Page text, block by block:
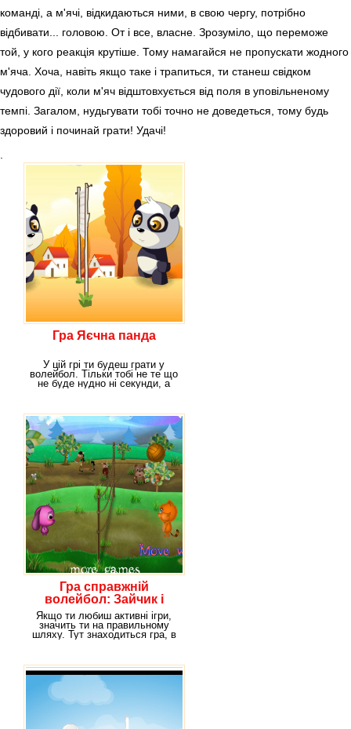
команді, а м'ячі, відкидаються ними, в свою чергу, потрібно
відбивати... головою. От і все, власне. Зрозуміло, що переможе
той, у кого реакція крутіше. Тому намагайся не пропускати жодного
м'яча. Хоча, навіть якщо таке і трапиться, ти станеш свідком
чудового дії, коли м'яч відштовхується від поля в уповільненому
темпі. Загалом, нудьгувати тобі точно не доведеться, тому будь
здоровий і починай грати! Удачі!
Гра Яєчна панда
У цій грі ти будеш грати у
волейбол. Тільки тобі не те що
не буде нудно ні секунди, а
Гра справжній
волейбол: Зайчик і
котик
Якщо ти любиш активні ігри,
значить ти на правильному
шляху. Тут знаходиться гра, в